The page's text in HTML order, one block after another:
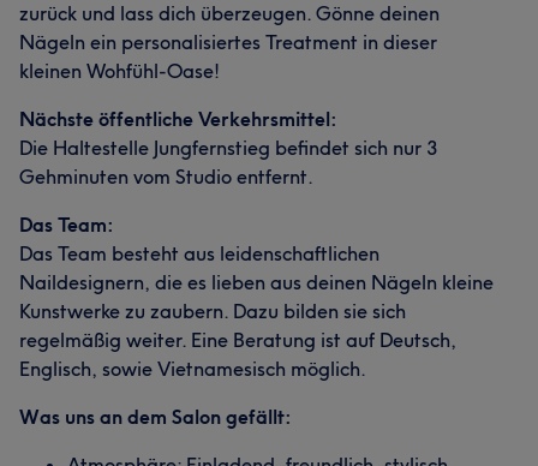
zurück und lass dich überzeugen. Gönne deinen
Nägeln ein personalisiertes Treatment in dieser
kleinen Wohfühl-Oase!
Nächste öffentliche Verkehrsmittel:
Die Haltestelle Jungfernstieg befindet sich nur 3
Gehminuten vom Studio entfernt.
Das Team:
Das Team besteht aus leidenschaftlichen
Naildesignern, die es lieben aus deinen Nägeln kleine
Kunstwerke zu zaubern. Dazu bilden sie sich
regelmäßig weiter. Eine Beratung ist auf Deutsch,
Englisch, sowie Vietnamesisch möglich.
Was uns an dem Salon gefällt: